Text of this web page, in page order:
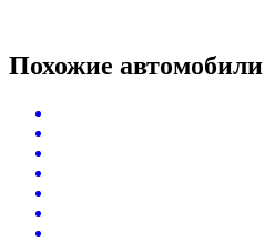
Похожие автомобили